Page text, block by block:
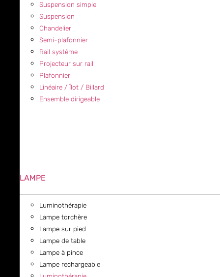
Suspension simple
Suspension
Chandelier
Semi-plafonnier
Rail système
Projecteur sur rail
Plafonnier
Linéaire / Îlot / Billard
Ensemble dirigeable
LAMPE
Luminothérapie
Lampe torchère
Lampe sur pied
Lampe de table
Lampe à pince
Lampe rechargeable